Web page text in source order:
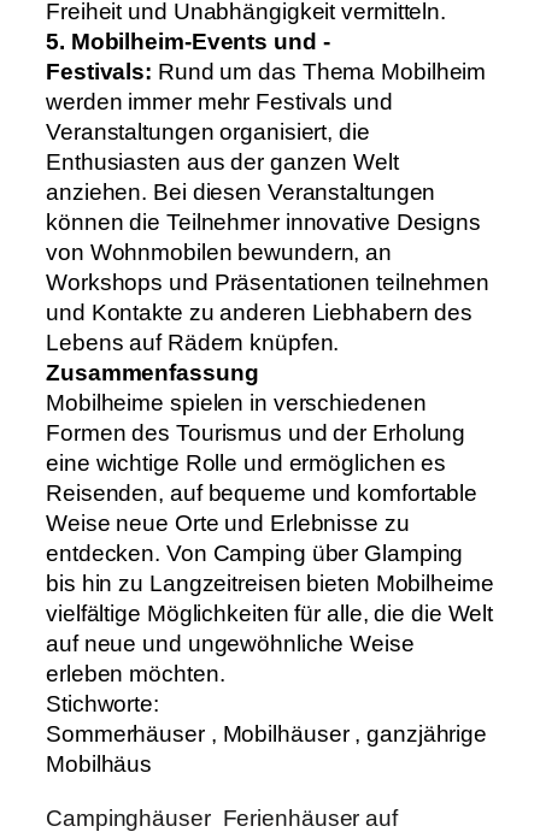
Freiheit und Unabhängigkeit vermitteln.
5. Mobilheim-Events und -
Festivals: Rund um das Thema Mobilheim
werden immer mehr Festivals und
Veranstaltungen organisiert, die
Enthusiasten aus der ganzen Welt
anziehen. Bei diesen Veranstaltungen
können die Teilnehmer innovative Designs
von Wohnmobilen bewundern, an
Workshops und Präsentationen teilnehmen
und Kontakte zu anderen Liebhabern des
Lebens auf Rädern knüpfen.
Zusammenfassung
Mobilheime spielen in verschiedenen
Formen des Tourismus und der Erholung
eine wichtige Rolle und ermöglichen es
Reisenden, auf bequeme und komfortable
Weise neue Orte und Erlebnisse zu
entdecken. Von Camping über Glamping
bis hin zu Langzeitreisen bieten Mobilheime
vielfältige Möglichkeiten für alle, die die Welt
auf neue und ungewöhnliche Weise
erleben möchten.
Stichworte:
Sommerhäuser , Mobilhäuser ,ganzjährige
Mobilhäus
Campinghäuser Ferienhäuser auf